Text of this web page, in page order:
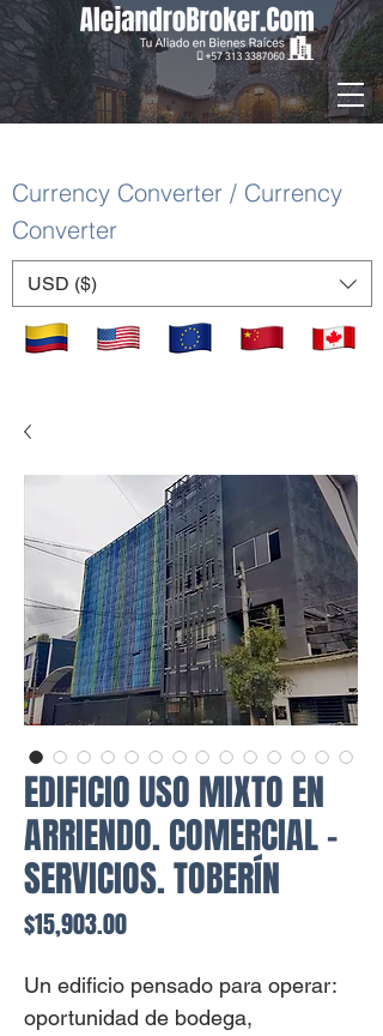
Currency Converter / Currency
Converter
USD ($)
EDIFICIO USO MIXTO EN
ARRIENDO. COMERCIAL -
SERVICIOS. TOBERÍN
$15,903.00Price
Un edificio pensado para operar:
oportunidad de bodega,